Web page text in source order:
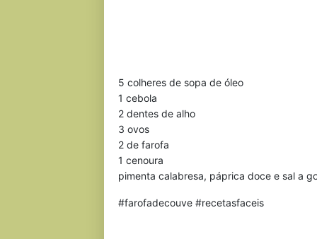
5 colheres de sopa de óleo
1 cebola
2 dentes de alho
3 ovos
2 de farofa
1 cenoura
pimenta calabresa, páprica doce e sal a
#farofadecouve #recetasfaceis